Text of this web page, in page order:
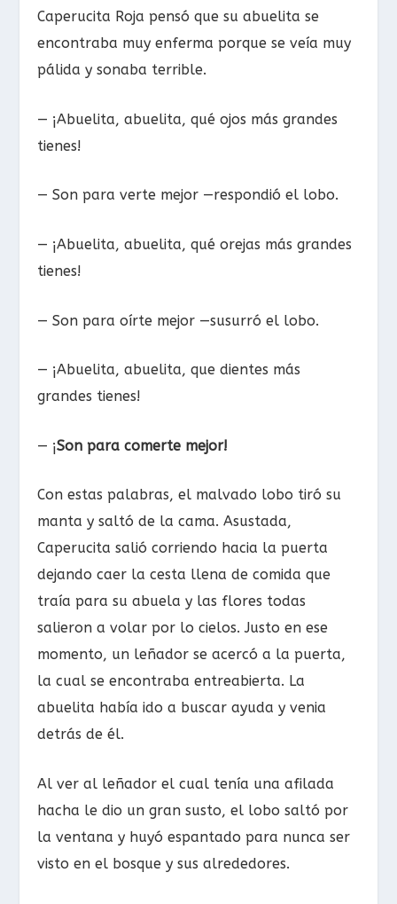
Caperucita Roja pensó que su abuelita se
encontraba muy enferma porque se veía muy
pálida y sonaba terrible.
— ¡Abuelita, abuelita, qué ojos más grandes
tienes!
— Son para verte mejor —respondió el lobo.
— ¡Abuelita, abuelita, qué orejas más grandes
tienes!
— Son para oírte mejor —susurró el lobo.
— ¡Abuelita, abuelita, que dientes más
grandes tienes!
— ¡Son para comerte mejor!
Con estas palabras, el malvado lobo tiró su
manta y saltó de la cama. Asustada,
Caperucita salió corriendo hacia la puerta
dejando caer la cesta llena de comida que
traía para su abuela y las flores todas
salieron a volar por lo cielos. Justo en ese
momento, un leñador se acercó a la puerta,
la cual se encontraba entreabierta. La
abuelita había ido a buscar ayuda y venia
detrás de él.
Al ver al leñador el cual tenía una afilada
hacha le dio un gran susto, el lobo saltó por
la ventana y huyó espantado para nunca ser
visto en el bosque y sus alrededores.